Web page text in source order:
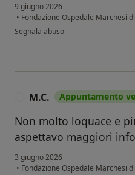
9 giugno 2026
• Fondazione Ospedale Marchesi
secondo l'opinione dell'utente AL
Segnala abuso
M.C. Appuntamento
Non molto loquace e
aspettavo maggiori
3 giugno 2026
• Fondazione Ospedale Marchesi